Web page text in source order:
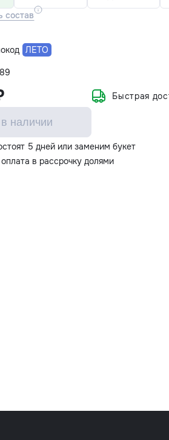
состав
ЛЕТО
Быстрая
наличии
5 дней или заменим букет
в рассрочку долями